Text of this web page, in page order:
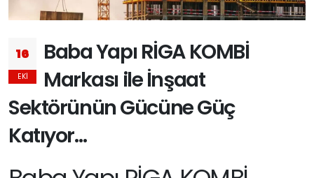
16
EKI
Baba Yapı RİGA KOMBİ
Markası ile İnşaat
Sektörünün Gücüne Güç
Katıyor…